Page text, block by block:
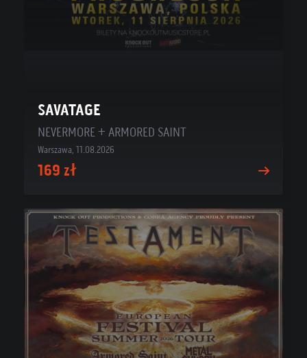
SAVATAGE
NEVERMORE + ARMORED SAINT
Warszawa, 11.08.2026
169 zł